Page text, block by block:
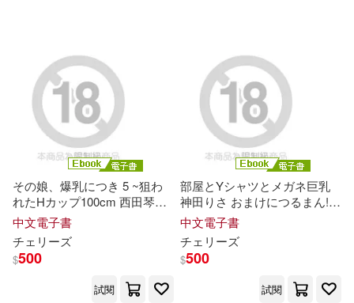
藤田こずえ(27)
PRESTIGE PHOTOGENICS(26)
浜田翔子(26) 片岡人生(26)
玉山故事館（張毓珊）(26)
近藤一馬(26)
安徽少年兒童出版社(99)
校園書房(99) 譯林出版社(97)
Universal(96)
武漢大學出版社(93) 皇冠(93)
その娘、爆乳につき 5 ~狙わ
れたHカップ100cm 西田琴音~
Complete版 (電子書)
中文電子書
チェリーズ
$500
試閱
部屋とYシャツとメガネ巨乳
神田りさ おまけにつるまん!
Complete版 (電子書)
中文電子書
チェリーズ
$500
試閱